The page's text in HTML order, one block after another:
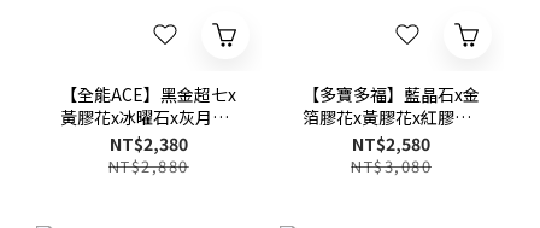
【全能ACE】黑金超七x
黃膠花x冰曜石x灰月光x
銀曜石
NT$2,380
NT$2,880
【多寶多福】藍晶石x金
箔膠花x黃膠花x紅膠花x
紫祖母晶x橙色月光石x海
藍寶x紫水晶x綠鋰雲母
NT$2,580
NT$3,080